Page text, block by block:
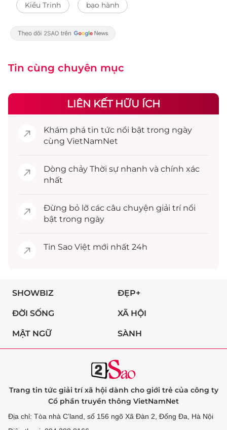
Kiều Trinh bạo hành
Tin cùng chuyên mục
LIÊN KẾT HỮU ÍCH
Khám phá tin tức nổi bật trong ngày
cùng VietNamNet
Dòng chảy Thời sự nhanh và chính xác
nhất
Đừng bỏ lỡ các câu chuyện giải trínổi
bật trong ngày
Tin Sao Việt mới nhất 24h
SHOWBIZ ĐẸP+
ĐỜI SỐNG XÃ HỘI
MẬT NGỮ SÀNH
Trang tin tức giải trí xã hội dành cho giới trẻ của công ty
Cổ phần truyền thông VietNamNet
Địa chỉ: Tòa nhà C’land, số 156 ngõ Xã Đàn 2, Đống Đa, Hà Nội